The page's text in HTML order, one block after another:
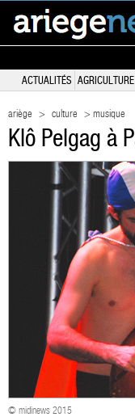
ACTUALITÉS AGRICULTURE
ariège > culture > musique
Klô Pelgag à
© midinews 2015